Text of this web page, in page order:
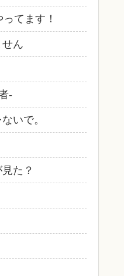
てます！
ん
-
いで。
た？